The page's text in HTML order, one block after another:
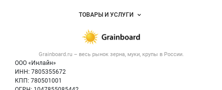
Grainboard.ru – весь рынок зерна, муки, крупы в России.
ООО «Инлайн»
ИНН: 7805355672
КПП: 780501001
Размещение рекламы
Публичная оферта
Контактная информация
Политика обработки персональных данных
Объявления
Новости рынка
ТОВАРЫ И УСЛУГИ
Крупы
Мука